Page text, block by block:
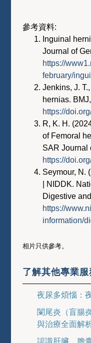
參考資料:
Inguinal
Journal of
https://
february/
Jenkins, J.
hernias.
https://
R, K. H.
of Femoral
SAR Journal
https://
Seymour, N.
| NIDDK.
Digestive
https://
information/
相片只供參考。
了解其他專業服
夜尿多煩惱：
闌尾炎（盲腸
與治療全面解